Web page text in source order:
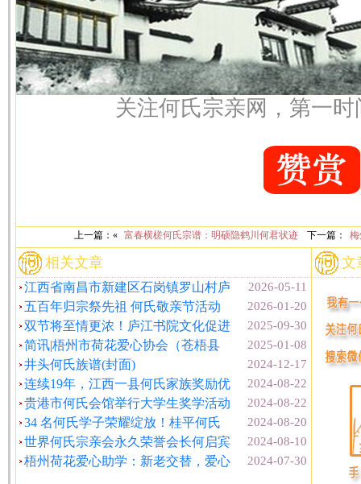
关注何氏宗亲网，第一
上一篇：« 富春横槎何氏宗谱：明硕隐鹤川何君状迹 下一篇：
相关文章
2026-05-11
江西省南昌市新建区石岗镇罗山村庐
2026-01-20
五百年归宗祭先祖 何氏敬亲节活动
2025-09-30
双节将至情更浓！庐江书院文化促进
2025-01-08
简讯|梧州市荷花爱心协会（苍梧县
2024-12-17
井头何氏族谱(封面)
2024-08-22
连续19年，江西一县何氏家族奖励优
2024-08-22
贵港市何氏会馆举行大学生奖学活动
2024-08-20
34 名何氏学子荣耀绽放！桂平何氏
2024-08-10
世界何氏宗亲会永久荣誉会长何启宾
2024-07-30
梧州荷花爱心助学：新老交替，爱心
文